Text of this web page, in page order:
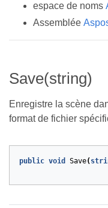
espace de noms
Assemblée
Save(string)
Enregistre la scène
format de fichier
public void Save(